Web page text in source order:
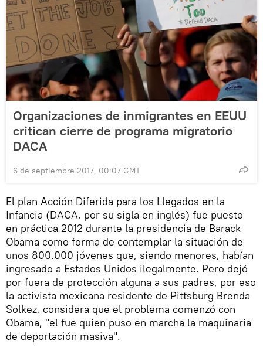
Organizaciones de inmigrantes en EEUU
critican cierre de programa migratorio
DACA
6 de septiembre 2017, 00:07 GMT
El plan Acción Diferida para los Llegados en la
Infancia (DACA, por su sigla en inglés) fue puesto
en práctica 2012 durante la presidencia de Barack
Obama como forma de contemplar la situación de
unos 800.000 jóvenes que, siendo menores, habían
ingresado a Estados Unidos ilegalmente. Pero dejó
por fuera de protección alguna a sus padres, por eso
la activista mexicana residente de Pittsburg Brenda
Solkez, considera que el problema comenzó con
Obama, "el fue quien puso en marcha la maquinaria
de deportación masiva".